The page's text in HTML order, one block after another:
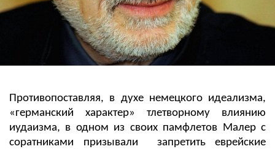
Противопоставляя, в духе немецкого идеализма,
«германский характер» тлетворному влиянию
иудаизма, в одном из своих памфлетов Малер с
соратниками призывали запретить еврейские